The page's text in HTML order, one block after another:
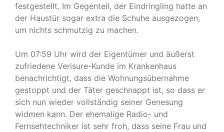
festgestellt. Im Gegenteil, der Eindringling hatte an
der Haustür sogar extra die Schuhe ausgezogen,
um nichts schmutzig zu machen.
Um 07:59 Uhr wird der Eigentümer und äußerst
zufriedene Verisure-Kunde im Krankenhaus
benachrichtigt, dass die Wohnungsübernahme
gestoppt und der Täter geschnappt ist, so dass er
sich nun wieder vollständig seiner Genesung
widmen kann. Der ehemalige Radio- und
Fernsehtechniker ist sehr froh, dass seine Frau und